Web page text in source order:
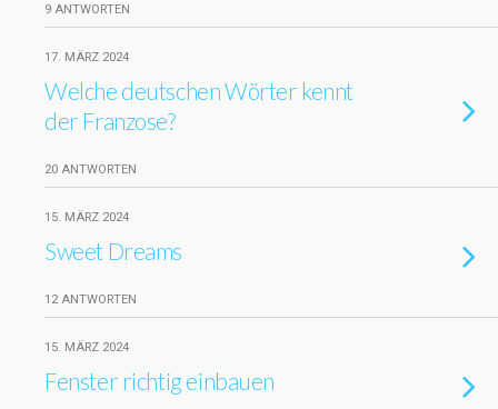
9 ANTWORTEN
17. MÄRZ 2024
Welche deutschen Wörter kennt
der Franzose?
20 ANTWORTEN
15. MÄRZ 2024
Sweet Dreams
12 ANTWORTEN
15. MÄRZ 2024
Fenster richtig einbauen